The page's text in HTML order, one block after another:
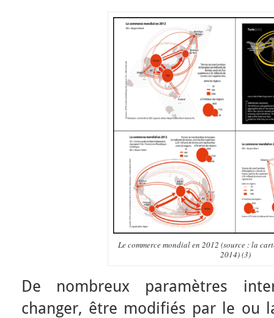
Le commerce mondial en 2012 (source : la
2014) (3)
De nombreux paramètres
changer, être modifiés par le ou